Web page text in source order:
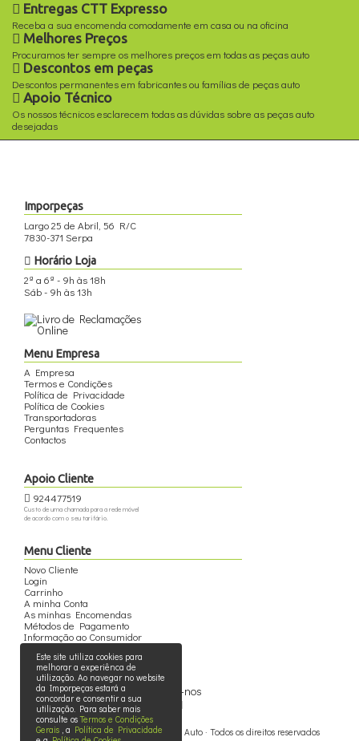
Entregas CTT Expresso
Receba a sua encomenda comodamente em casa ou na oficina
Melhores Preços
Procuramos ter sempre os melhores preços em todas as peças auto
Descontos em peças
Descontos permanentes em fabricantes ou famílias de peças auto
Apoio Técnico
Os nossos técnicos esclarecem todas as dúvidas sobre as peças auto
desejadas
Imporpeças
Largo 25 de Abril, 56 R/C
7830-371 Serpa
Horário Loja
2ª a 6ª - 9h às 18h
Sáb - 9h às 13h
Menu Empresa
A Empresa
Termos e Condições
Política de Privacidade
Política de Cookies
Transportadoras
Perguntas Frequentes
Contactos
Apoio Cliente
924477519
Custo de uma chamada para a rede móvel
de acordo com o seu tarifário.
Menu Cliente
Novo Cliente
Login
Carrinho
A minha Conta
As minhas Encomendas
Métodos de Pagamento
Informação ao Consumidor
Siga-nos
© 2015 - 2026 - Imporpeças - Peças Auto · Todos os direitos reservados
Este site utiliza cookies para
melhorar a experiênca de
utilização. Ao navegar no website
da Imporpeças estará a
concordar e consentir a sua
utilização. Para saber mais
consulte osTermos e Condições
Gerais , a Política de Privacidade